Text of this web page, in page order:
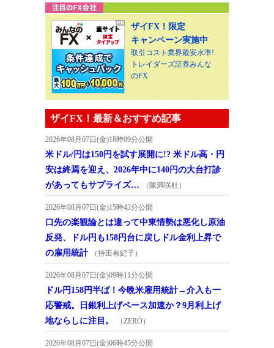
ザイFX！限定
キャンペーン実施中
取引コスト業界最安水準!
トレイダーズ証券みんな
のFX
ザイFX！最新＆おすすめ記事
2026年08月07日(金)18時09分公開
米ドル/円は150円を試す展開に!? 米ドル高・円
安は終焉を迎え、2026年中に140円の大台打診
があってもサプライズ…
（陳満咲杜）
2026年08月07日(金)15時43分公開
口先の楽観論とは違って中東情勢は悪化し原油
反発、ドル円も158円台に戻しドル金利上昇で
の雇用統計
（持田有紀子）
2026年08月07日(金)09時11分公開
ドル円158円半ば！今晩米雇用統計→介入も一
応警戒。日銀利上げペース加速か？9月利上げ
地ならしに注目。
（ZERO）
2026年08月07日(金)06時45分公開